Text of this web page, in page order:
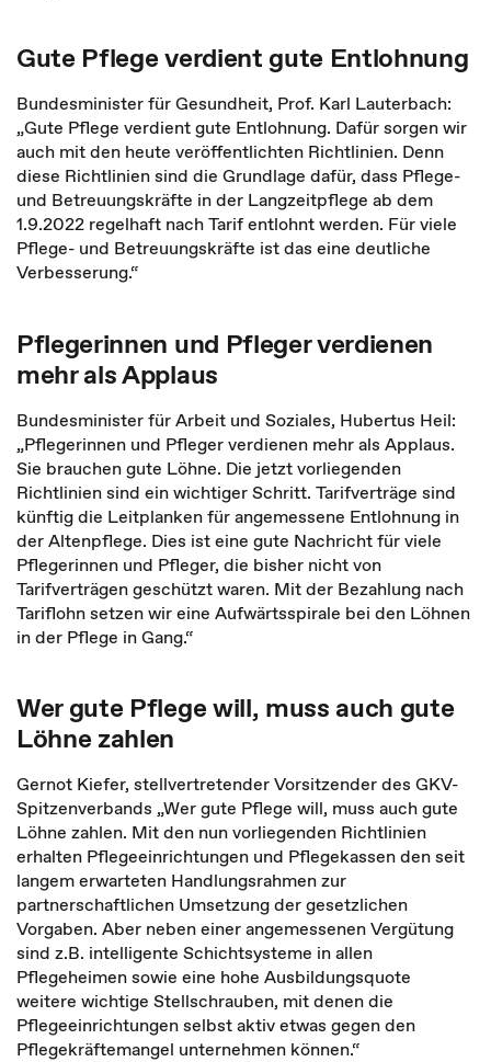
Gute Pflege verdient gute Entlohnung
Bundesminister für Gesundheit, Prof. Karl Lauterbach:
„Gute Pflege verdient gute Entlohnung. Dafür sorgen wir
auch mit den heute veröffentlichten Richtlinien. Denn
diese Richtlinien sind die Grundlage dafür, dass Pflege-
und Betreuungskräfte in der Langzeitpflege ab dem
1.9.2022 regelhaft nach Tarif entlohnt werden. Für viele
Pflege- und Betreuungskräfte ist das eine deutliche
Verbesserung.“
Pflegerinnen und Pfleger verdienen
mehr als Applaus
Bundesminister für Arbeit und Soziales, Hubertus Heil:
„Pflegerinnen und Pfleger verdienen mehr als Applaus.
Sie brauchen gute Löhne. Die jetzt vorliegenden
Richtlinien sind ein wichtiger Schritt. Tarifverträge sind
künftig die Leitplanken für angemessene Entlohnung in
der Altenpflege. Dies ist eine gute Nachricht für viele
Pflegerinnen und Pfleger, die bisher nicht von
Tarifverträgen geschützt waren. Mit der Bezahlung nach
Tariflohn setzen wir eine Aufwärtsspirale bei den Löhnen
in der Pflege in Gang.“
Wer gute Pflege will, muss auch gute
Löhne zahlen
Gernot Kiefer, stellvertretender Vorsitzender des GKV-
Spitzenverbands „Wer gute Pflege will, muss auch gute
Löhne zahlen. Mit den nun vorliegenden Richtlinien
erhalten Pflegeeinrichtungen und Pflegekassen den seit
langem erwarteten Handlungsrahmen zur
partnerschaftlichen Umsetzung der gesetzlichen
Vorgaben. Aber neben einer angemessenen Vergütung
sind z.B. intelligente Schichtsysteme in allen
Pflegeheimen sowie eine hohe Ausbildungsquote
weitere wichtige Stellschrauben, mit denen die
Pflegeeinrichtungen selbst aktiv etwas gegen den
Pflegekräftemangel unternehmen können.“